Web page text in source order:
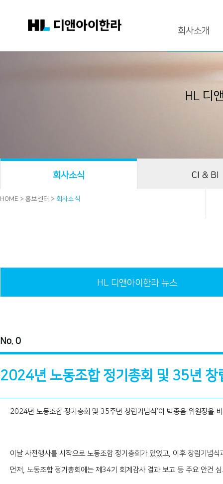
회사소개
HL 디
회사소식 CI & BI
HOME > 홍보센터 > 회사소식
HL 디앤아이한라 뉴스
No. 0
2024년 노동조합 정기총회 및 35년 창
2024년 노동조합 정기총회 및 35주년 창립기념식’이 박종음 위원장을
이날 사전행사를 시작으로 노동조합 정기총회가 있었고, 이후 창립기념
먼저, 노동조합 정기총회에는 제34기 회계감사 결과 보고 등 주요 안건